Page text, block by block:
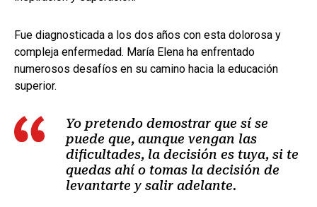
Fue diagnosticada a los dos años con esta dolorosa y
compleja enfermedad. María Elena ha enfrentado
numerosos desafíos en su camino hacia la educación
superior.
Yo pretendo demostrar que sí se
puede que, aunque vengan las
dificultades, la decisión es tuya, si te
quedas ahí o tomas la decisión de
levantarte y salir adelante.